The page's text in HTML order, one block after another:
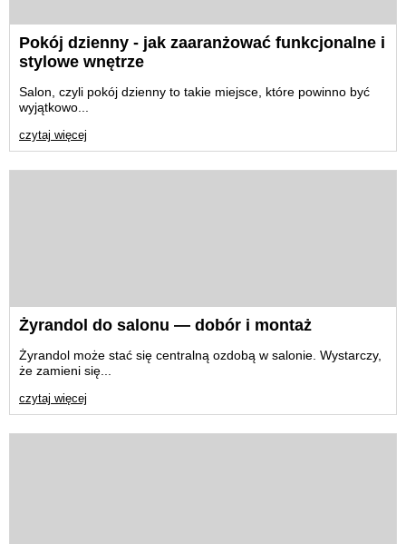
Pokój dzienny - jak zaaranżować funkcjonalne i
stylowe wnętrze
Salon, czyli pokój dzienny to takie miejsce, które powinno być
wyjątkowo...
czytaj więcej
Żyrandol do salonu — dobór i montaż
Żyrandol może stać się centralną ozdobą w salonie. Wystarczy,
że zamieni się...
czytaj więcej